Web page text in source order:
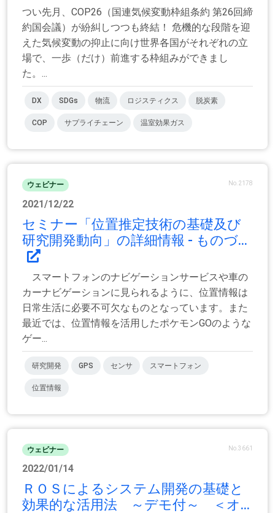
つい先月、COP26（国連気候変動枠組条約 第26回締
約国会議）が紛糾しつつも終結！ 危機的な段階を迎
えた気候変動の抑止に向け世界各国がそれぞれの立
場で、一歩（だけ）前進する枠組みができまし
た。...
DX SDGs 物流 ロジスティクス 脱炭素
COP サプライチェーン 温室効果ガス
ウェビナー No.2178
2021/12/22
セミナー「位置推定技術の基礎及び
研究開発動向」の詳細情報 - ものづ...
スマートフォンのナビゲーションサービスや車の
カーナビゲーションに見られるように、位置情報は
日常生活に必要不可欠なものとなっています。また
最近では、位置情報を活用したポケモンGOのような
ゲー...
研究開発 GPS センサ スマートフォン
位置情報
ウェビナー No.3661
2022/01/14
ＲＯＳによるシステム開発の基礎と
効果的な活用法 ～デモ付～ ＜オ...